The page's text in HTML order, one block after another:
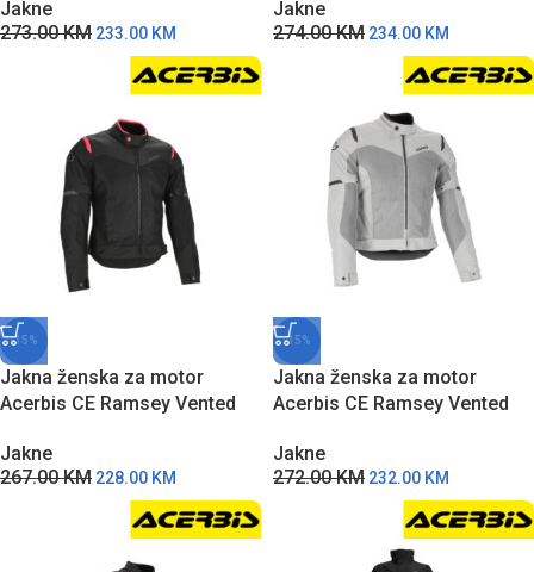
Jakne
273.00KM 233.00 KM
Jakne
274.00KM 234.00 KM
-15%
Jakna ženska za motor
Acerbis CE Ramsey Vented
Jakne
267.00KM 228.00 KM
-15%
Jakna ženska za motor
Acerbis CE Ramsey Vented
Jakne
272.00KM 232.00 KM